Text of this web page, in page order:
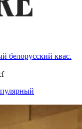
белорусский квас.